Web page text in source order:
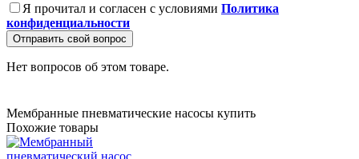
Я прочитал и согласен с условиями Политика
конфиденциальности
Отправить свой вопрос
Нет вопросов об этом товаре.
Мембранные пневматические насосы купить
Похожие товары